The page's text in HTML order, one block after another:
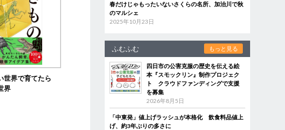
世界で育てたら
界
春だけじゃもったいないさくらの名所、加治川で秋
のマルシェ
2025年10月23日
ふむふむ もっと見る
四日市の公害克服の歴史を伝える絵
本『スモックリン』制作プロジェク
ト クラウドファンディングで支援
を募集
2026年8月5日
「中東発」値上げラッシュが本格化 飲食料品値上
げ、約3年ぶりの多さに